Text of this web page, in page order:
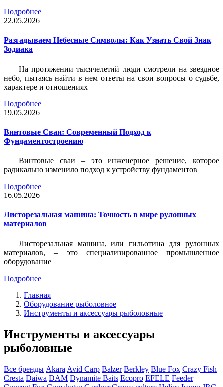
Подробнее
22.05.2026
Разгадываем Небесные Символы: Как Узнать Свой Знак
Зодиака
На протяжении тысячелетий люди смотрели на звездное
небо, пытаясь найти в нем ответы на свои вопросы о судьбе,
характере и отношениях
Подробнее
19.05.2026
Винтовые Сваи: Современный Подход к
Фундаментостроению
Винтовые сваи – это инженерное решение, которое
радикально изменило подход к устройству фундаментов
Подробнее
16.05.2026
Листорезальная машина: Точность в мире рулонных
материалов
Листорезальная машина, или гильотина для рулонных
материалов, – это специализированное промышленное
оборудование
Подробнее
Главная
Оборудование рыболовное
Инструменты и аксессуары рыболовные
Инструменты и аксессуары
рыболовные
Все бренды Akara Avid Carp Balzer Berkley Blue Fox Crazy Fish
Cresta Daiwa DAM Dynamite Baits Ecopro EFELE Feeder